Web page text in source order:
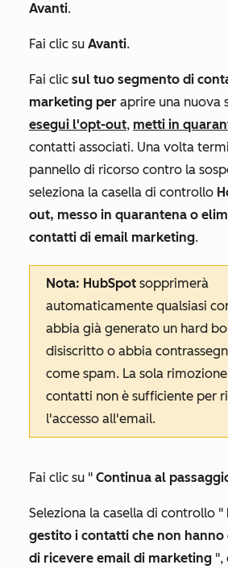
Avanti.
Fai clic su Avanti.
Fai clic sul tuo segmento di
marketing per aprire una nuova
esegui l'opt-out, metti in
contatti associati. Una volta
pannello di ricorso contro la
seleziona la casella di controllo
out, messo in quarantena o
contatti di email marketing.
Nota: HubSpot sopprimerà
automaticamente qualsiasi
abbia già generato un hard
disiscritto o abbia
come spam. La sola
contatti non è sufficiente per
l'accesso all'email.
Fai clic su " Continua al
Seleziona la casella di controllo "
gestito i contatti che non
di ricevere email di marketing ",